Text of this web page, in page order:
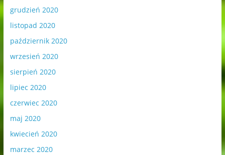
grudzień 2020
listopad 2020
październik 2020
wrzesień 2020
sierpień 2020
lipiec 2020
czerwiec 2020
maj 2020
kwiecień 2020
marzec 2020